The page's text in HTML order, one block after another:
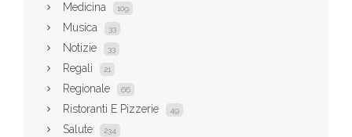
Medicina 109
Musica 33
Notizie 33
Regali 21
Regionale 66
Ristoranti E Pizzerie 49
Salute 234